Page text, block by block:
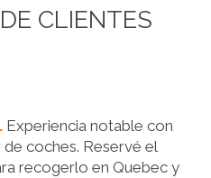
CLIENTES
Experiencia notable con
coches. Reservé el
recogerlo en Quebec y